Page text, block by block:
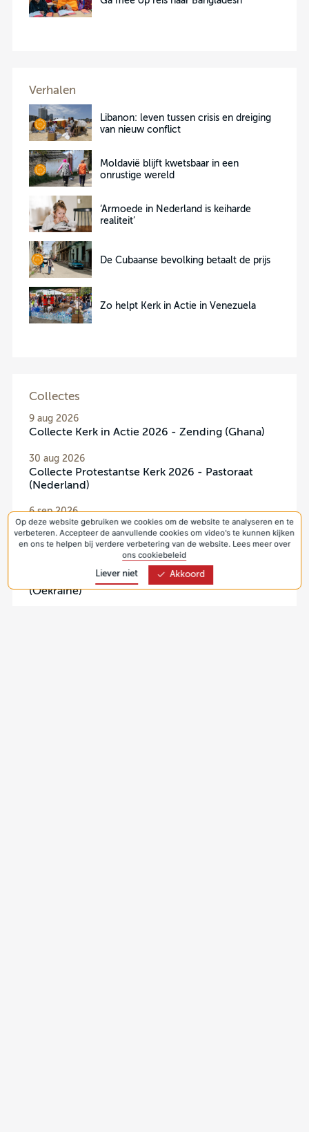
Op deze website gebruiken we cookies om de website te analyseren en te
verbeteren. Accepteer de aanvullende cookies om video's te kunnen kijken
en ons te helpen bij verdere verbetering van de website. Lees meer over
ons cookiebeleid
Liever niet Akkoord
Verhalen
Libanon: leven tussen crisis en dreiging
van nieuw conflict
Moldavië blijft kwetsbaar in een
onrustige wereld
‘Armoede in Nederland is keiharde
realiteit’
De Cubaanse bevolking betaalt de prijs
Zo helpt Kerk in Actie in Venezuela
Collectes
9 aug 2026
Collecte Kerk in Actie 2026 - Zending (Ghana)
30 aug 2026
Collecte Protestantse Kerk 2026 - Pastoraat
(Nederland)
6 sep 2026
Collecte Protestantse Kerk 2026 - Jonge
generaties (Nederland, seizoenspakketten)
Collecte Kerk in Actie 2026 - Werelddiaconaat
(Oekraïne)